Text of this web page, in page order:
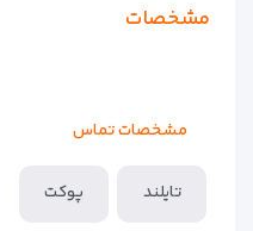
مشخصات
مشخصات تماس
تایلند پوکت